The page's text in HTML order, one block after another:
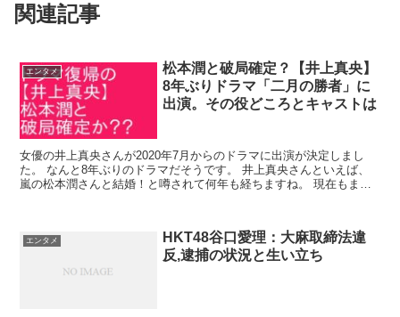
関連記事
エンタメ
松本潤と破局確定？【井上真央】
8年ぶりドラマ「二月の勝者」に
出演。その役どころとキャストは
女優の井上真央さんが2020年7月からのドラマに出演が決定しまし
た。 なんと8年ぶりのドラマだそうです。 井上真央さんといえば、
嵐の松本潤さんと結婚！と噂されて何年も経ちますね。 現在もまだ
エンタメ
HKT48谷口愛理：大麻取締法違
反,逮捕の状況と生い立ち